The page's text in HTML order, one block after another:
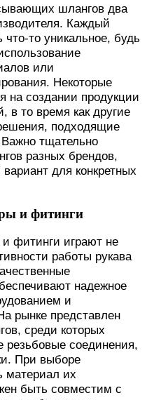
шлангов два
Каждый
то уникальное, будь
или
Некоторые
на создании продукции
в то время как другие
подходящие
тщательно
разных брендов,
для конкретных
и фитинги
фитинги играют не
работы рукава
надежное
и
рынке представлен
среди которых
резьбовые соединения,
При выборе
материал их
быть совместим с